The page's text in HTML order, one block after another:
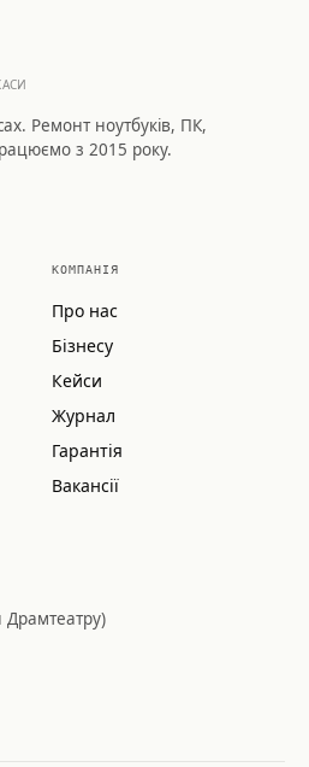
Ремонт ноутбуків, ПК,
з 2015 року.
КОМПАНІЯ
Про нас
Бізнесу
Кейси
Журнал
Гарантія
Вакансії
Драмтеатру)